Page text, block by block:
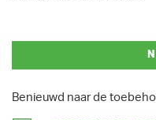
Benieuwd naar de